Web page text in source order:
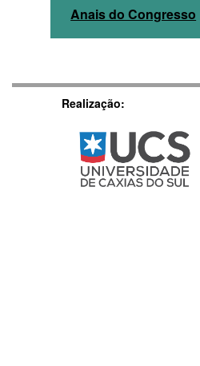
Anais do Congresso
Realização: